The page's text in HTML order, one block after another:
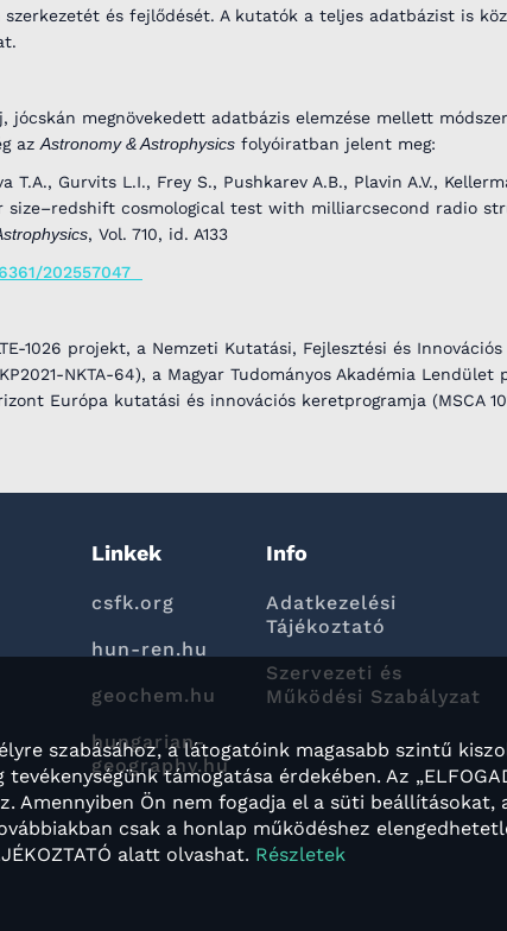
szerkezetét és fejlődését. A kutatók a teljes adatbázist is
jócskán megnövekedett adatbázis elemzése mellett
az Astronomy & Astrophysics folyóiratban jelent meg:
T.A., Gurvits L.I., Frey S., Pushkarev A.B., Plavin A.V.,
size–redshift cosmological test with milliarcsecond radio
, Vol. 710, id. A133
202557047
1026 projekt, a Nemzeti Kutatási, Fejlesztési és Innovációs
NKTA-64), a Magyar Tudományos Akadémia Lendület
Európa kutatási és innovációs keretprogramja (MSCA
Linkek
csfk.org
hun-ren.hu
geochem.hu
hungarian-
geography.hu
Info
Adatkezelési
Tájékoztató
Szervezeti és
Működési Szabályzat
szabásához, a látogatóink magasabb szintű
támogatása érdekében. Az
Amennyiben Ön nem fogadja el a süti beállításokat,
csak a honlap működéshez
alatt olvashat. Részletek